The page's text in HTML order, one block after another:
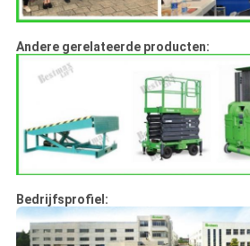
Andere gerelateerde producten:
Bedrijfsprofiel: